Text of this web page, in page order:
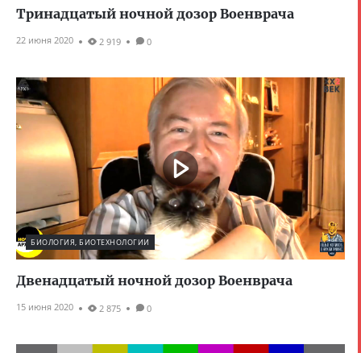
Тринадцатый ночной дозор Военврача
22 июня 2020 2 919 0
БИОЛОГИЯ, БИОТЕХНОЛОГИИ
Двенадцатый ночной дозор Военврача
15 июня 2020 2 875 0